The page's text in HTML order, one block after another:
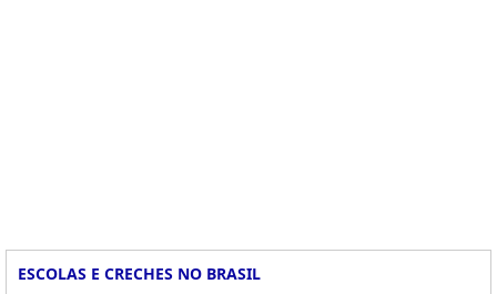
ESCOLAS E CRECHES NO BRASIL